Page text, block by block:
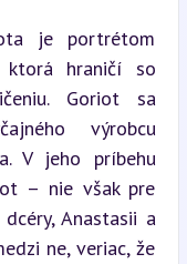
je portrétom
ktorá hraničí so
Goriot sa
výrobcu
V jeho príbehu
– nie však pre
Anastasii a
ne, veriac, že